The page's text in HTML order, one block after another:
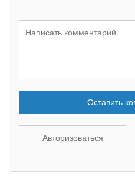
Оставить
Авторизоваться